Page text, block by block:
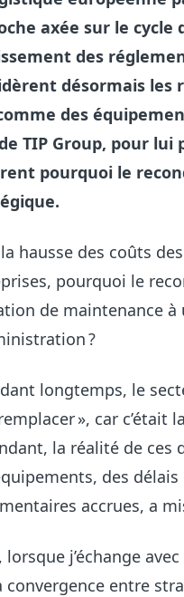
axée sur le cycle
des
désormais
des
TIP Group, pour
pourquoi le
hausse des coûts
pourquoi le
de maintenance
?
longtemps, le
», car c’était
la réalité de ces
des
accrues, a
lorsque j’échange
convergence entre